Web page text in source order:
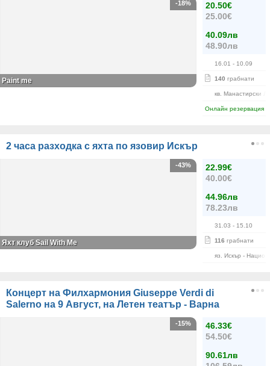
20.50€
25.00€
40.09лв
48.90лв
16.01 - 10.09
140 грабнати
кв. Манастирски
Онлайн резервация
-18%
Paint me
2 часа разходка с яхта по язовир Искър
22.99€
40.00€
44.96лв
78.23лв
31.03 - 15.10
116 грабнати
яз. Искър -
-43%
Яхт клуб Sail With Me
Концерт на Филхармония Giuseppe Verdi di
Salerno на 9 Август, на Летен театър - Варна
46.33€
54.50€
90.61лв
-15%